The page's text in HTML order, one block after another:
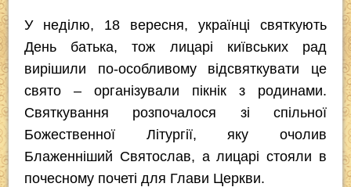
c
e
b
o
o
k
tt
er
p
e
er e
gr
a
m
at
s
A
p
У неділю, 18 вересня, українці святкують
День батька, тож лицарі київських рад
вирішили по-особливому відсвяткувати це
свято – організували пікнік з родинами.
Святкування розпочалося зі спільної
Божественної Літургії, яку очолив
Блаженніший Святослав, а лицарі стояли в
почесному почеті для Глави Церкви.